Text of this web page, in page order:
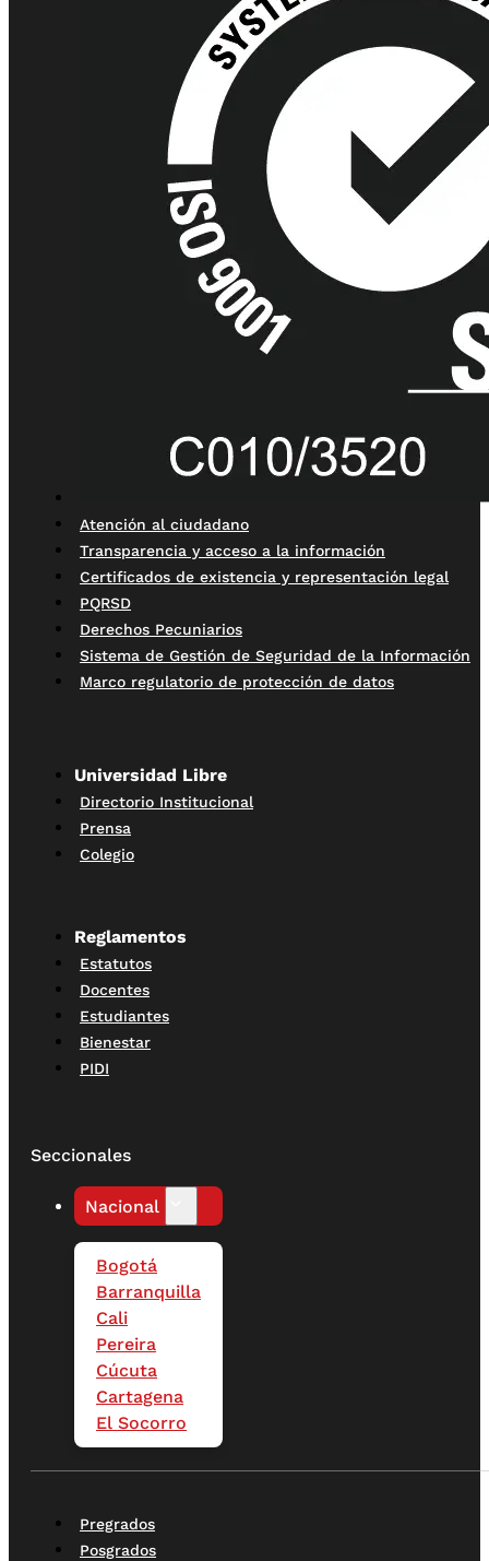
Atención al ciudadano
Transparencia y acceso a la información
Certificados de existencia y representación legal
PQRSD
Derechos Pecuniarios
Sistema de Gestión de Seguridad de la Información
Marco regulatorio de protección de datos
Universidad Libre
Directorio Institucional
Prensa
Colegio
Reglamentos
Estatutos
Docentes
Estudiantes
Bienestar
PIDI
Seccionales
Nacional
Bogotá
Barranquilla
Cali
Pereira
Cúcuta
Cartagena
El Socorro
Pregrados
Posgrados